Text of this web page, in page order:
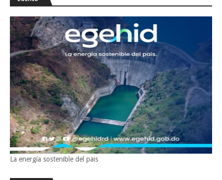
La energía sostenible del pais